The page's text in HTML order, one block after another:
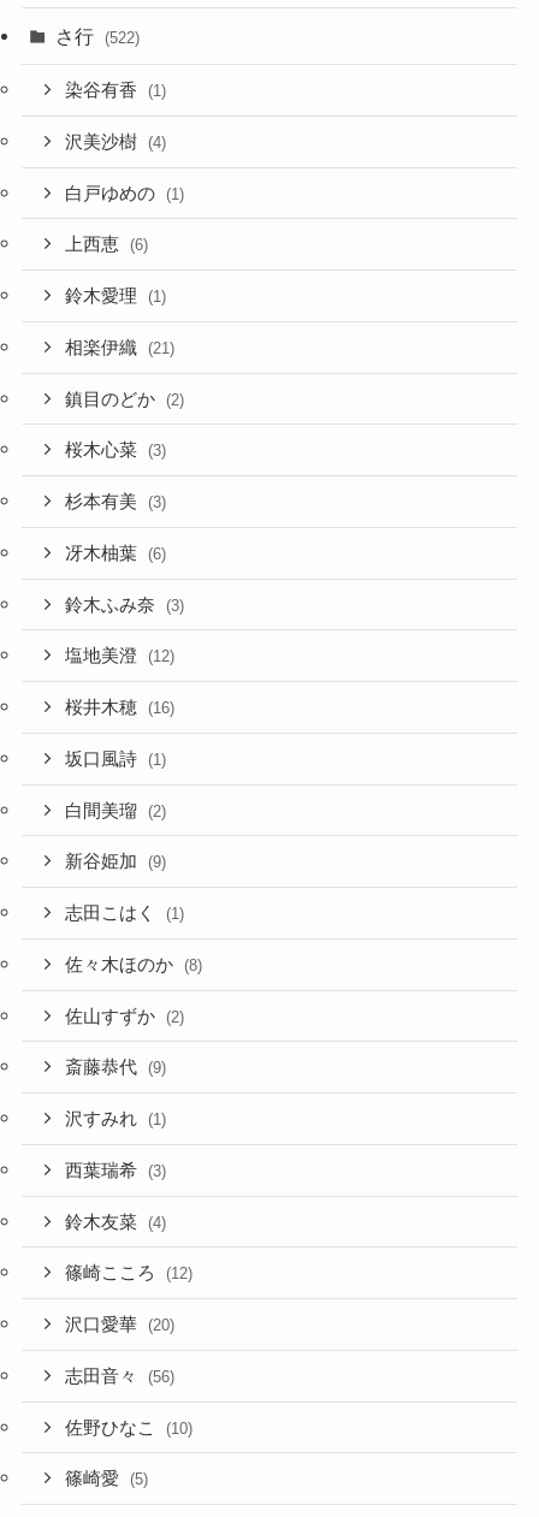
さ行 (522)
染谷有香 (1)
沢美沙樹 (4)
白戸ゆめの (1)
上西恵 (6)
鈴木愛理 (1)
相楽伊織 (21)
鎮目のどか (2)
桜木心菜 (3)
杉本有美 (3)
冴木柚葉 (6)
鈴木ふみ奈 (3)
塩地美澄 (12)
桜井木穂 (16)
坂口風詩 (1)
白間美瑠 (2)
新谷姫加 (9)
志田こはく (1)
佐々木ほのか (8)
佐山すずか (2)
斎藤恭代 (9)
沢すみれ (1)
西葉瑞希 (3)
鈴木友菜 (4)
篠崎こころ (12)
沢口愛華 (20)
志田音々 (56)
佐野ひなこ (10)
篠崎愛 (5)